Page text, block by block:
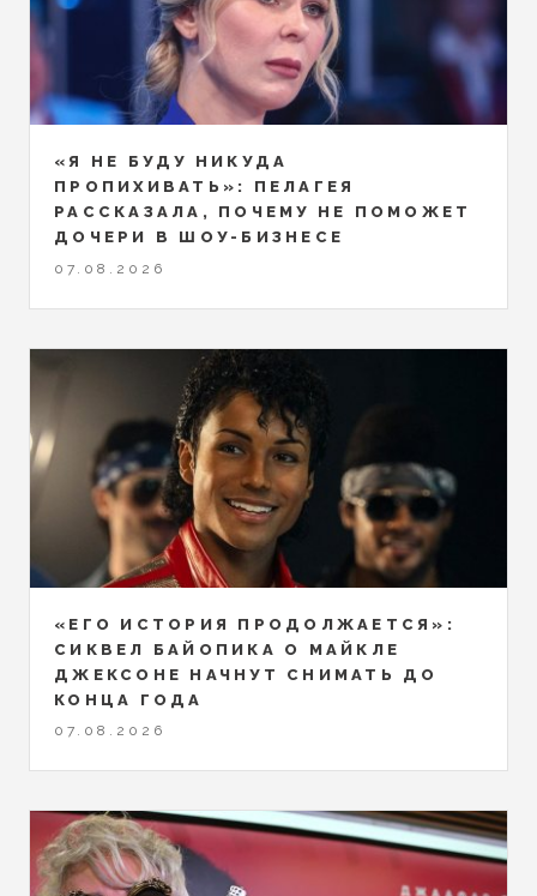
«Я НЕ БУДУ НИКУДА
ПРОПИХИВАТЬ»: ПЕЛАГЕЯ
РАССКАЗАЛА, ПОЧЕМУ НЕ ПОМОЖЕТ
ДОЧЕРИ В ШОУ-БИЗНЕСЕ
07.08.2026
«ЕГО ИСТОРИЯ ПРОДОЛЖАЕТСЯ»:
СИКВЕЛ БАЙОПИКА О МАЙКЛЕ
ДЖЕКСОНЕ НАЧНУТ СНИМАТЬ ДО
КОНЦА ГОДА
07.08.2026